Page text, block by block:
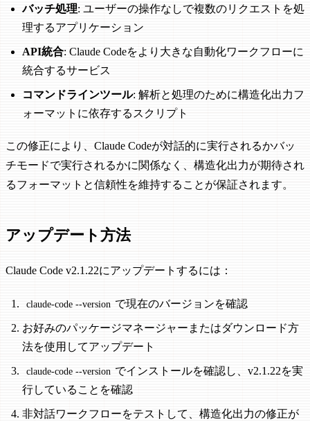
バッチ処理: ユーザーの操作なしで複数のリクエストを処
理するアプリケーション
API統合: Claude Codeをより大きな自動化ワークフローに
統合するサービス
コマンドラインツール: 解析と処理のために構造化出力フ
ォーマットに依存するスクリプト
この修正により、Claude Codeが対話的に実行されるかバッ
チモードで実行されるかに関係なく、構造化出力が期待され
るフォーマットと信頼性を維持することが保証されます。
アップデート方法
Claude Code v2.1.22にアップデートするには：
claude-code --version で現在のバージョンを確認
お好みのパッケージマネージャーまたはダウンロード方
法を使用してアップデート
claude-code --version でインストールを確認し、v2.1.22を実
行していることを確認
非対話ワークフローをテストして、構造化出力の修正が